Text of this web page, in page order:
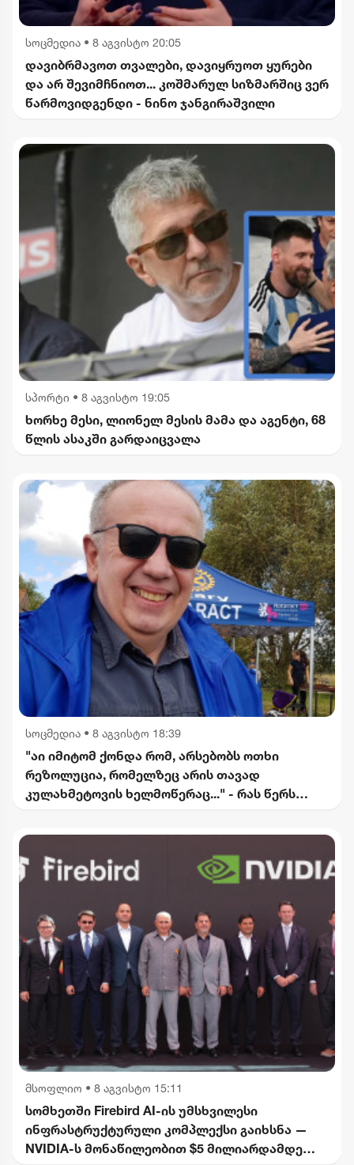
სოცმედია • 8 აგვისტო 20:05
დავიბრმავოთ თვალები, დავიყრუოთ ყურები
და არ შევიმჩნიოთ... კოშმარულ სიზმარშიც ვერ
წარმოვიდგენდი - ნინო ჯანგირაშვილი
სპორტი • 8 აგვისტო 19:05
ხორხე მესი, ლიონელ მესის მამა და აგენტი, 68
წლის ასაკში გარდაიცვალა
სოცმედია • 8 აგვისტო 18:39
"აი იმიტომ ქონდა რომ, არსებობს ოთხი
რეზოლუცია, რომელზეც არის თავად
კულახმეტოვის ხელმოწერაც..." - რას წერს
მსოფლიო • 8 აგვისტო 15:11
სომხეთში Firebird AI-ის უმსხვილესი
ინფრასტრუქტურული კომპლექსი გაიხსნა —
NVIDIA-ს მონაწილეობით $5 მილიარდამდე